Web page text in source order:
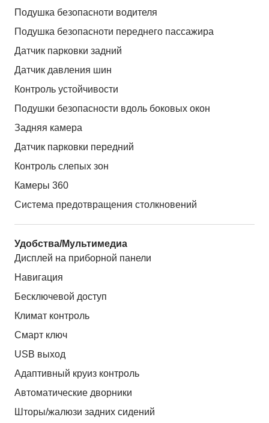
Подушка безопасноти водителя
Подушка безопасноти переднего пассажира
Датчик парковки задний
Датчик давления шин
Контроль устойчивости
Подушки безопасности вдоль боковых окон
Задняя камера
Датчик парковки передний
Контроль слепых зон
Камеры 360
Система предотвращения столкновений
Удобства/Мультимедиа
Дисплей на приборной панели
Навигация
Бесключевой доступ
Климат контроль
Смарт ключ
USB выход
Адаптивный круиз контроль
Автоматические дворники
Шторы/жалюзи задних сидений